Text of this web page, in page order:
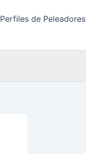
Perfiles de Peleadores